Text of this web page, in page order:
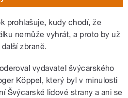
prohlašuje, kudy chodí, že
nemůže vyhrát, a proto by už
zbraně.
vydavatel švýcarského
Köppel, který byl v minulosti
Švýcarské lidové strany a ani se